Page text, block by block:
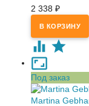
2 338 ₽
Под заказ
Martina